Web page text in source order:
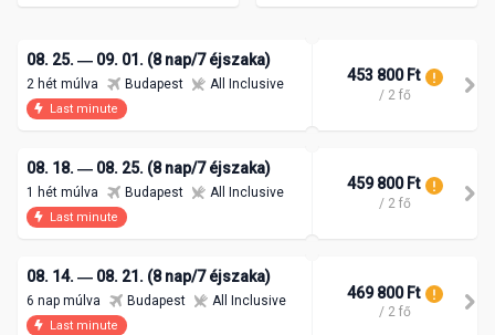
08. 25. ― 09. 01. (8 nap/7 éjszaka)
2 hét múlva Budapest All Inclusive
Last minute
453 800 Ft
/ 2 fő
08. 18. ― 08. 25. (8 nap/7 éjszaka)
1 hét múlva Budapest All Inclusive
Last minute
459 800 Ft
/ 2 fő
08. 14. ― 08. 21. (8 nap/7 éjszaka)
6 nap múlva Budapest All Inclusive
Last minute
469 800 Ft
/ 2 fő